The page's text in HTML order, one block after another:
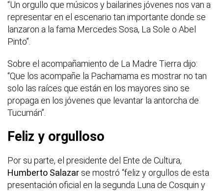
“Un orgullo que músicos y bailarines jóvenes nos van a
representar en el escenario tan importante donde se
lanzaron a la fama Mercedes Sosa, La Sole o Abel
Pinto”.
Sobre el acompañamiento de La Madre Tierra dijo:
“Que los acompañe la Pachamama es mostrar no tan
solo las raíces que están en los mayores sino se
propaga en los jóvenes que levantar la antorcha de
Tucumán”.
Feliz y orgulloso
Por su parte, el presidente del Ente de Cultura,
Humberto Salazar se mostró “feliz y orgullos de esta
presentación oficial en la segunda Luna de Cosquin y